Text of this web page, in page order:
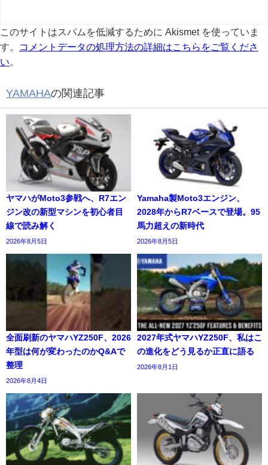
このサイトはスパムを低減するために Akismet を使っていま
す。
コメントデータの処理方法の詳細はこちらをご覧くださ
い
YAMAHAの関連記事
ヤマハがMoto3参戦へ、R7エン
ジン改の新型マシンを初心者目
線で読み解く
2026年8月5日
Yamaha製Moto3エンジン、
2028年からR7ベースで登場。95
馬力超えの新時代
2026年8月5日
全面刷新のヤマハYZ250F、2026
年型は何が変わったのかQ&Aで
整理
2026年8月4日
2027年式ヤマハYZ250F、私はこ
の進化をどう見るか正直に語る
2026年8月1日